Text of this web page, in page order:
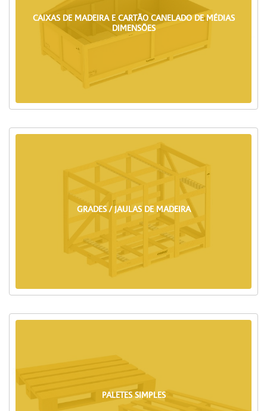
CAIXAS DE MADEIRA E CARTÃO CANELADO DE MÉDIAS
DIMENSÕES
GRADES / JAULAS DE MADEIRA
PALETES SIMPLES